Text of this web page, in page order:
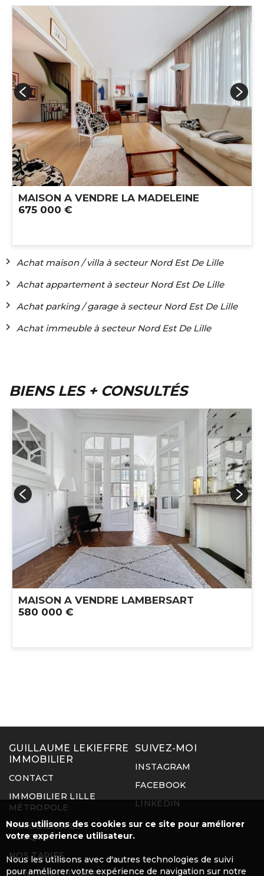
MAISON A VENDRE LA MADELEINE
675 000 €
Achat maison / villa à secteur Nord Est De Lille
Achat appartement à secteur Nord Est De Lille
Achat parking / garage à secteur Nord Est De Lille
Achat immeuble à secteur Nord Est De Lille
BIENS LES + CONSULTÉS
MAISON A VENDRE LAMBERSART
580 000 €
GUILLAUME LEKIEFFRE
IMMOBILIER
CONTACT
IMMOBILIER LILLE
MÉTROPOLE
IMMOBILIER LE
TOUQUET
NOS TARIFS
MENTIONS LÉGALES
SUIVEZ-MOI
INSTAGRAM
FACEBOOK
LINKEDIN
Nous utilisons des cookies sur ce site pour améliorer
votre expérience utilisateur.
Nous les utilisons avec d'autres technologies de suivi
pour améliorer votre expérience de navigation sur notre